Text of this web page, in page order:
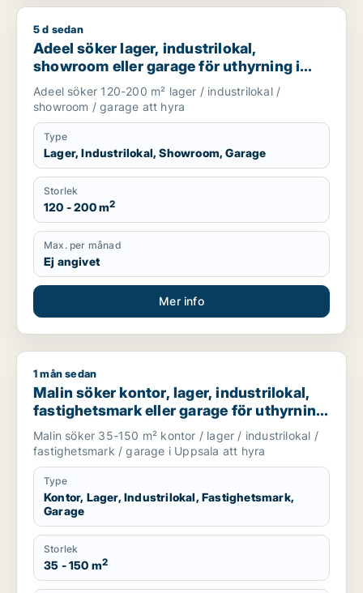
Adeel söker lager, industrilokal, showroom eller garage för
5 d sedan
Adeel söker lager, industrilokal,
showroom eller garage för uthyrning i
Upplands Väsby, Vallentuna eller
Upplands-Bro m.fl.
Adeel söker 120-200 m² lager / industrilokal /
showroom / garage att hyra
Type
Lager, Industrilokal, Showroom, Garage
Storlek
120 - 200 m2
Max. per månad
Ej angivet
Mer info
Malin söker kontor, lager, industrilokal, fastighetsmark eller
1 mån sedan
Malin söker kontor, lager, industrilokal,
fastighetsmark eller garage för uthyrning
i Uppsala
Malin söker 35-150 m² kontor / lager / industrilokal /
fastighetsmark / garage i Uppsala att hyra
Type
Kontor, Lager, Industrilokal, Fastighetsmark,
Garage
Storlek
35 - 150 m2